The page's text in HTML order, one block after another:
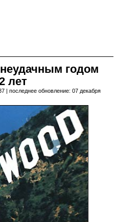
годом
лет
| последнее обновление: 07 декабря